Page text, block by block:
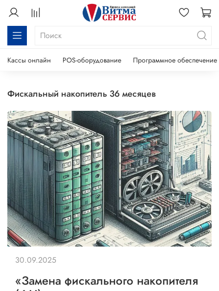
Кассы онлайн POS-оборудование Программное обеспечение
фискальный накопитель 36 месяцев
«Замена фискального накопителя
30.09.2025